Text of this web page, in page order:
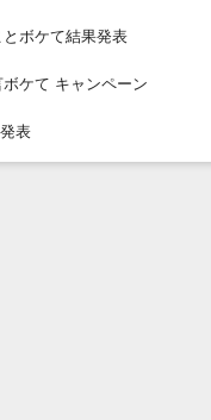
ボケて結果発表
ケて キャンペーン
表